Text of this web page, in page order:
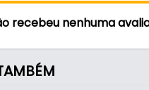
recebeu nenhuma